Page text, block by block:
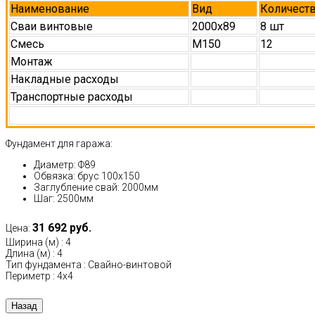
Наименование Вид
Сваи винтовые
2000х89
8 шт
Смесь
М150
12
Монтаж
Накладные расходы
Транспортные расходы
Фундамент для гаража:
Диаметр: Ф89
Обвязка: брус 100х150
Заглубление свай: 2000мм
Шаг: 2500мм
Цена: 31 692 руб.
Ширина (м) : 4
Длина (м) : 4
Тип фундамента : Свайно-винтовой
Периметр : 4х4